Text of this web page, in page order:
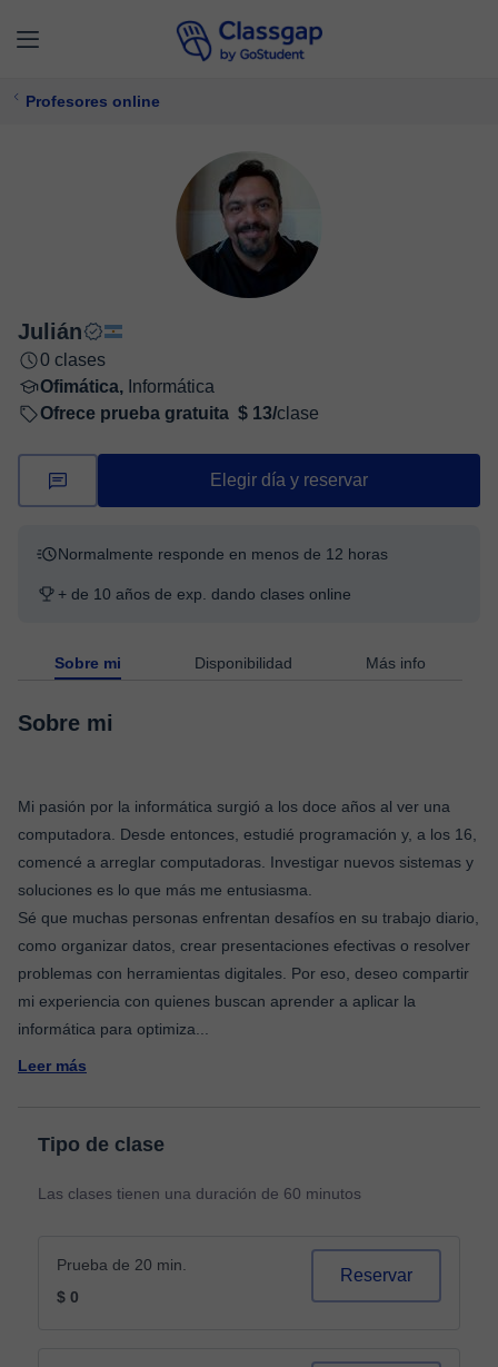
Profesores online
Julián
0 clases
Ofimática, Informática
Ofrece prueba gratuita $ 13/clase
Elegir día y reservar
Normalmente responde en menos de 12 horas
+ de 10 años de exp. dando clases online
Sobre mi Disponibilidad Más info
Sobre mi
Mi pasión por la informática surgió a los doce años al ver una
computadora. Desde entonces, estudié programación y, a los 16,
comencé a arreglar computadoras. Investigar nuevos sistemas y
soluciones es lo que más me entusiasma.
Sé que muchas personas enfrentan desafíos en su trabajo diario,
como organizar datos, crear presentaciones efectivas o resolver
problemas con herramientas digitales. Por eso, deseo compartir
mi experiencia con quienes buscan aprender a aplicar la
informática para optimiza
Leer más
Tipo de clase
Las clases tienen una duración de 60 minutos
Prueba de 20 min.
$ 0
Reservar